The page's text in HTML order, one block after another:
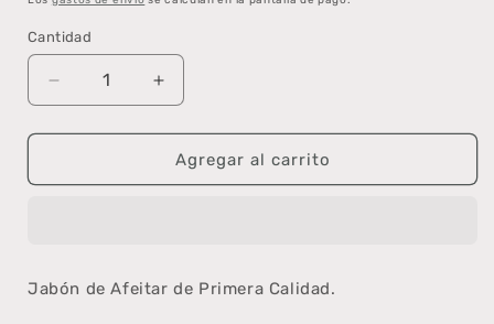
Cantidad
Cantidad
Reducir
cantidad
para
-
Primera
Aumentar
cantidad
para
Stirling
-
Primera
Agregar al carrito
Jabón de Afeitar de Primera Calidad.